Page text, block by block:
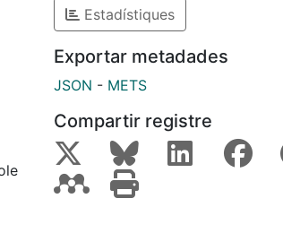
Estadístiques
Exportar metadades
JSON - METS
Compartir registre